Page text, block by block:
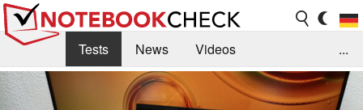
Tests News
Videos
Benchmarks & Tech
Externe Tests
...